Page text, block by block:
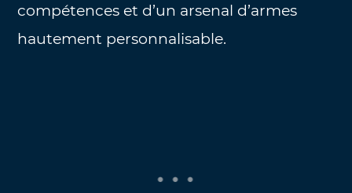
compétences et d’un arsenal d’armes
hautement personnalisable.